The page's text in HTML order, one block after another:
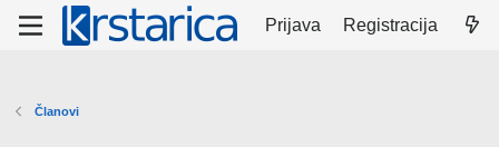
Prijava Registracija
Članovi